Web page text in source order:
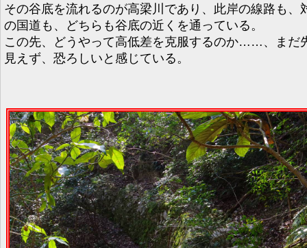
その谷底を流れるのが高梁川であり、此岸の線路も、
の国道も、どちらも谷底の近くを通っている。
この先、どうやって高低差を克服するのか……、まだ
見えず、恐ろしいと感じている。